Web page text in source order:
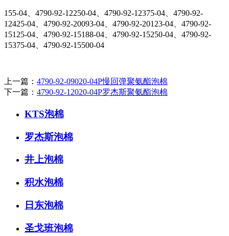
155-04、4790-92-12250-04、4790-92-12375-04、4790-92-
12425-04、4790-92-20093-04、4790-92-20123-04、4790-92-
15125-04、4790-92-15188-04、4790-92-15250-04、4790-92-
15375-04、4790-92-15500-04
上一篇： 4790-92-09020-04P慢回弹聚氨酯泡棉
下一篇： 4790-92-12020-04P罗杰斯聚氨酯泡棉
KTS泡棉
罗杰斯泡棉
井上泡棉
积水泡棉
日东泡棉
圣戈班泡棉